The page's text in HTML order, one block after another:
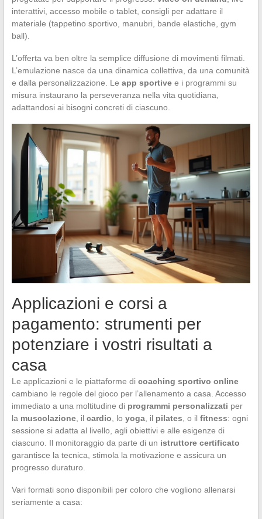
interattivi, accesso mobile o tablet, consigli per adattare il
materiale (tappetino sportivo, manubri, bande elastiche, gym
ball).
L’offerta va ben oltre la semplice diffusione di movimenti filmati.
L’emulazione nasce da una dinamica collettiva, da una comunità
e dalla personalizzazione. Le app sportivee i programmi su
misura instaurano la perseveranza nella vita quotidiana,
adattandosi ai bisogni concreti di ciascuno.
Applicazioni e corsi a
pagamento: strumenti per
potenziare i vostri risultati a
casa
Le applicazioni e le piattaforme di coaching sportivo online
cambiano le regole del gioco per l’allenamento a casa. Accesso
immediato a una moltitudine di programmi personalizzati per
la muscolazione, il cardio , lo yoga, il pilates , o il fitness: ogni
sessione si adatta al livello, agli obiettivi e alle esigenze di
ciascuno. Il monitoraggio da parte di un istruttore certificato
garantisce la tecnica, stimola la motivazione e assicura un
progresso duraturo.
Vari formati sono disponibili per coloro che vogliono allenarsi
seriamente a casa: